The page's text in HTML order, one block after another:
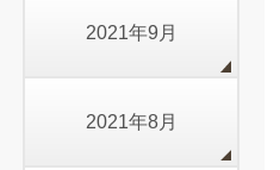
2021年9月
2021年8月